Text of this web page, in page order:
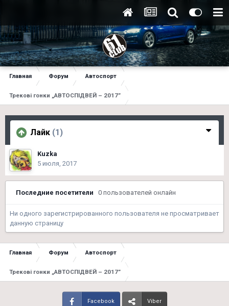
Главная Форум Автоспорт
Трекові гонки „АВТОСПІДВЕЙ – 2017”
Лайк (1)
Kuzka
5 июля, 2017
Последние посетители 0 пользователей онлайн
Ни одного зарегистрированного пользователя не просматривает
данную страницу
Главная Форум Автоспорт
Трекові гонки „АВТОСПІДВЕЙ – 2017”
Facebook Viber